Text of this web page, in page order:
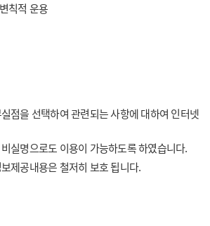
칙적 운용
점을 선택하여 관련되는 사항에 대하여 인터넷
실명으로도 이용이 가능하도록 하였습니다.
제공내용은 철저히 보호 됩니다.